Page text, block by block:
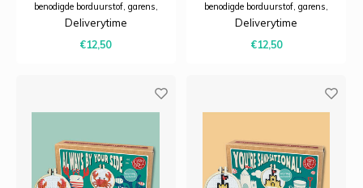
benodigde borduurstof, garens,
patroon, naald en beschrijving.
kartonnen verpakking en is
Deliverytime
€12,50
benodigde borduurstof, garens,
patroon, naald en beschrijving.
kartonnen verpakking en is
Deliverytime
€12,50